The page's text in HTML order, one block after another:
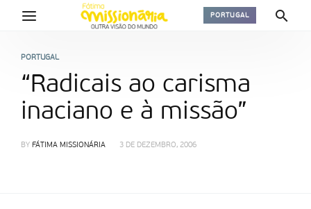
PORTUGAL
PORTUGAL
“Radicais ao carisma
inaciano e à missão”
BY FÁTIMA MISSIONÁRIA 3 DE DEZEMBRO, 2006